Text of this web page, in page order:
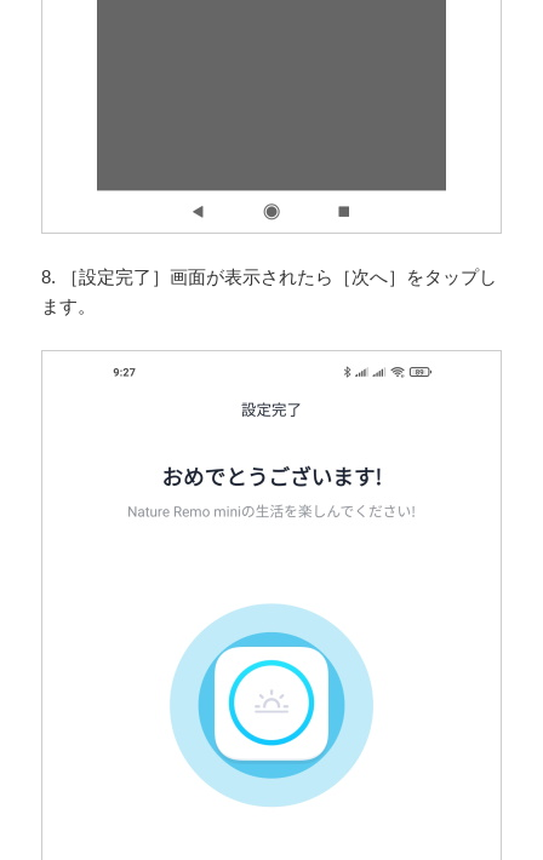
8. ［設定完了］画面が表示されたら［次へ］をタップし
ます。